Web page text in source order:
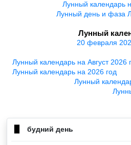
Лунный календарь
Лунный день и фаза
Лунный
20 февраля
Лунный календарь на Август 2026
Лунный календарь на 2026 год
Лунный
будний день